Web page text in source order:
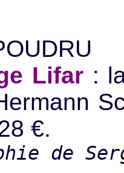
Lifar: la
€.
de